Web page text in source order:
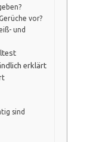
vor?
und
erklärt
sind